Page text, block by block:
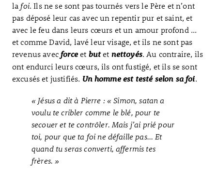
la foi. Ils ne se sont pas tournés vers le Père et n’ont
pas déposé leur cas avec un repentir pur et saint, et
avec le feu dans leurs cœurs et un amour profond ...
et comme David, lavé leur visage, et ils ne sont pas
revenus avecforceet butet nettoyés. Au contraire, ils
ont endurci leurs cœurs, ils ont fustigé, et ils se sont
excusés et justifiés. Un homme est testé selon sa foi.
« Jésus a dit à Pierre : « Simon, satan a
voulu te cribler comme le blé, pour te
secouer et te contrôler. Mais j’ai prié pour
toi, pour que ta foi ne défaille pas… Et
quand tu seras converti, affermis tes
frères. »